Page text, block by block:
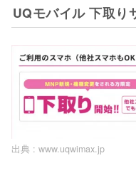
UQモバイル 下取り
出典 : www.uqwimax.jp